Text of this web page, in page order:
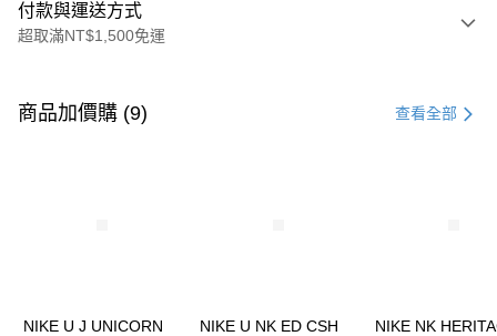
付款與運送方式
超取滿NT$1,500免運
信用卡一次付款
商品加價購 (9) 查看全部
NIKE U J UNICORN
NIKE U NK ED CSH
NIKE NK